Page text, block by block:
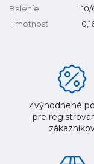
Balenie
10/
Hmotnosť
Zvýhodnené
pre